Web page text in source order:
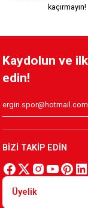
1.500,00 TL
KAFSİNKAF 1912
800,00 TL
kaçırmayın!
Kaydolun ve
edin!
BİZİ TAKİP EDİN
Üyelik